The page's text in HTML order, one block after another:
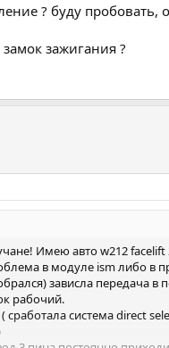
а на ism пропадёт -
а на ISM останется -
идёт на ISM из разъёма
плюс висеть или нет, а с
наличие питания со
? буду пробовать,
зажигания ?
Имею авто w212 facelift
в модуле ism либо в
зависла передача в
рабочий.
система direct